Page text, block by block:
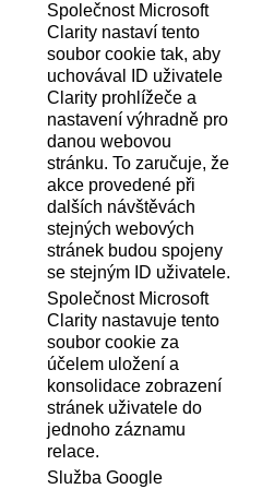
Společnost Microsoft
Clarity nastaví tento
soubor cookie tak, aby
uchovával ID uživatele
Clarity prohlížeče a
nastavení výhradně pro
danou webovou
stránku. To zaručuje, že
akce provedené při
dalších návštěvách
stejných webových
stránek budou spojeny
se stejným ID uživatele.
Společnost Microsoft
Clarity nastavuje tento
soubor cookie za
účelem uložení a
konsolidace zobrazení
stránek uživatele do
jednoho záznamu
relace.
Služba Google